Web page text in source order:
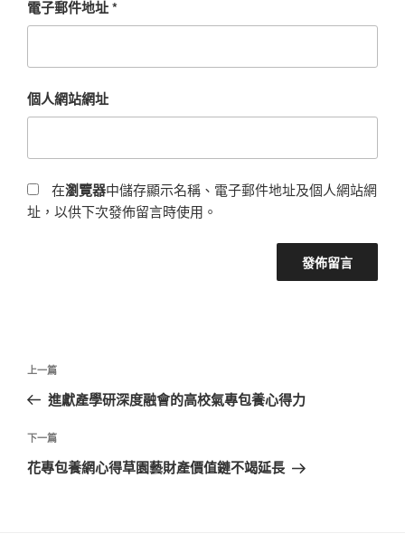
電子郵件地址*
個人網站網址
在瀏覽器中儲存顯示名稱、電子郵件地址及個人網站網
址，以供下次發佈留言時使用。
文
導
覽
上
一
文
章
上一篇
進獻產學研深度融會的高校氣專包養心得力
下
一
下一篇
花專包養網心得草園藝財產價值鏈不竭延長